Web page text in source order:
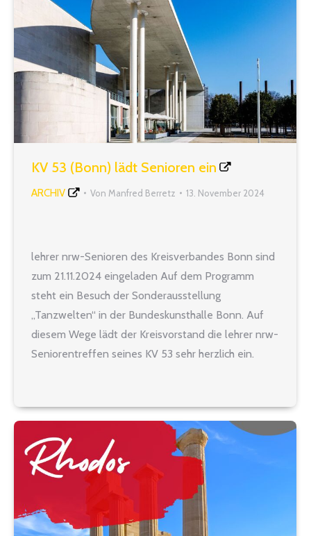
KV 53 (Bonn) lädt Senioren ein
ARCHIV Von Manfred Berretz 13. November 2024
lehrer nrw-Senioren des Kreisverbandes Bonn sind
zum 21.11.2024 eingeladen Auf dem Programm
steht ein Besuch der Sonderausstellung
„Tanzwelten“ in der Bundeskunsthalle Bonn. Auf
diesem Wege lädt der Kreisvorstand die lehrer nrw-
Seniorentreffen seines KV 53 sehr herzlich ein.
Bundeskunsthalle. Anschließend sitzen wir